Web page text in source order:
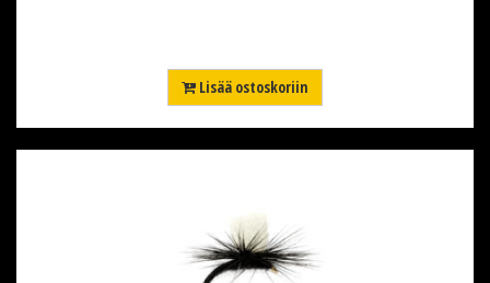
Lisää ostoskoriin